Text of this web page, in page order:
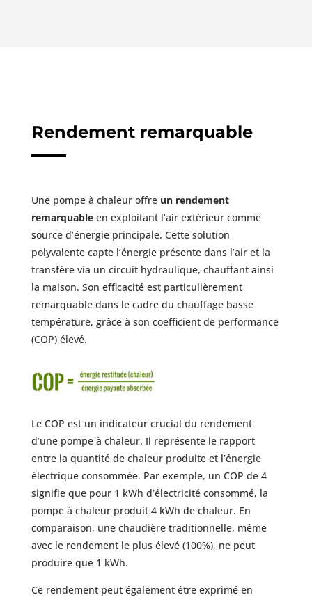
Rendement remarquable
Une pompe à chaleur offre un rendement
remarquableen exploitant l’air extérieur comme
source d’énergie principale. Cette solution
polyvalente capte l’énergie présente dans l’air et la
transfère via un circuit hydraulique, chauffant ainsi
la maison. Son efficacité est particulièrement
remarquable dans le cadre du chauffage basse
température, grâce à son coefficient de performance
(COP) élevé.
Le COP est un indicateur crucial du rendement
d’une pompe à chaleur. Il représente le rapport
entre la quantité de chaleur produite et l’énergie
électrique consommée. Par exemple, un COP de 4
signifie que pour 1 kWh d’électricité consommé, la
pompe à chaleur produit 4 kWh de chaleur. En
comparaison, une chaudière traditionnelle, même
avec le rendement le plus élevé (100%), ne peut
produire que 1 kWh.
Ce rendement peut également être exprimé en